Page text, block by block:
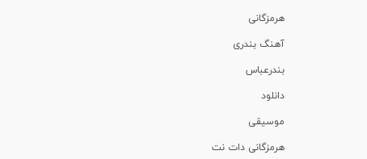
هرمزگانی
آهنگ بندری
بندرعباس
دانلود
موسیقی
هرمزگانی دات نت